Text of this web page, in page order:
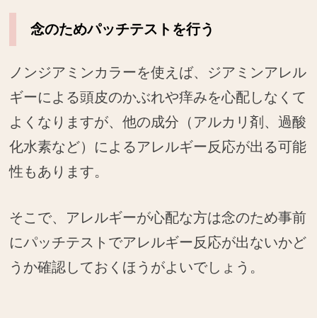
念のためパッチテストを行う
ノンジアミンカラーを使えば、ジアミンアレル
ギーによる頭皮のかぶれや痒みを心配しなくて
よくなりますが、他の成分（アルカリ剤、過酸
化水素など）によるアレルギー反応が出る可能
性もあります。
そこで、アレルギーが心配な方は念のため事前
にパッチテストでアレルギー反応が出ないかど
うか確認しておくほうがよいでしょう。